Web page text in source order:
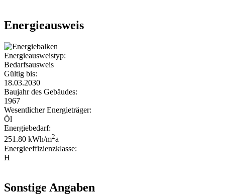
Energieausweis
Energieausweistyp:
Bedarfsausweis
Gültig bis:
18.03.2030
Baujahr des Gebäudes:
1967
Wesentlicher Energieträger:
Öl
Energiebedarf:
251.80 kWh/m2a
Energieeffizienzklasse:
H
Sonstige Angaben